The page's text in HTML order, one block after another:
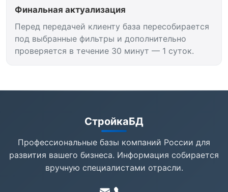
Финальная актуализация
Перед передачей клиенту база пересобирается
под выбранные фильтры и дополнительно
проверяется в течение 30 минут — 1 суток.
СтройкаБД
Профессиональные базы компаний России для
развития вашего бизнеса. Информация собирается
вручную специалистами отрасли.